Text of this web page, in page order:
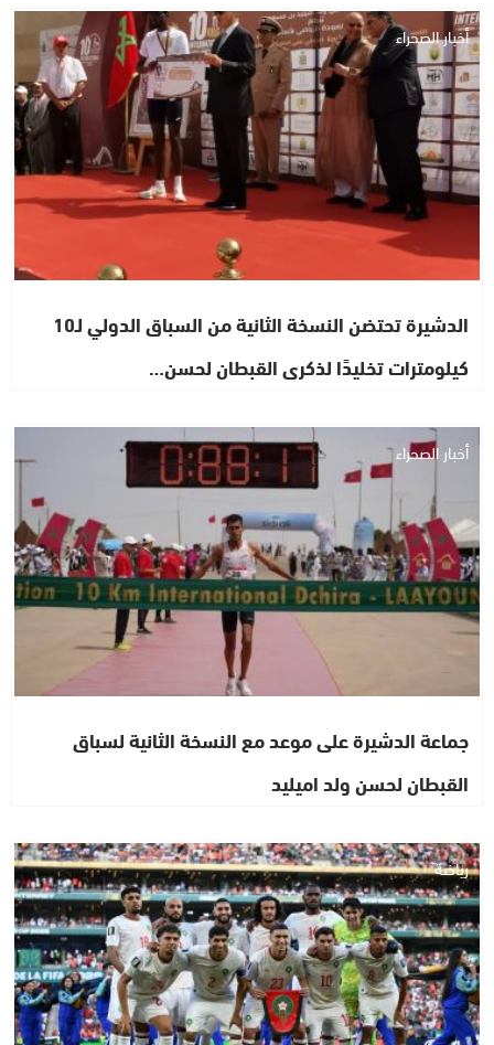
أخبار الصحراء
الدشيرة تحتضن النسخة الثانية من السباق الدولي لـ10
كيلومترات تخليدًا لذكرى القبطان لحسن…
أخبار الصحراء
جماعة الدشيرة على موعد مع النسخة الثانية لسباق
القبطان لحسن ولد اميليد
رياضة